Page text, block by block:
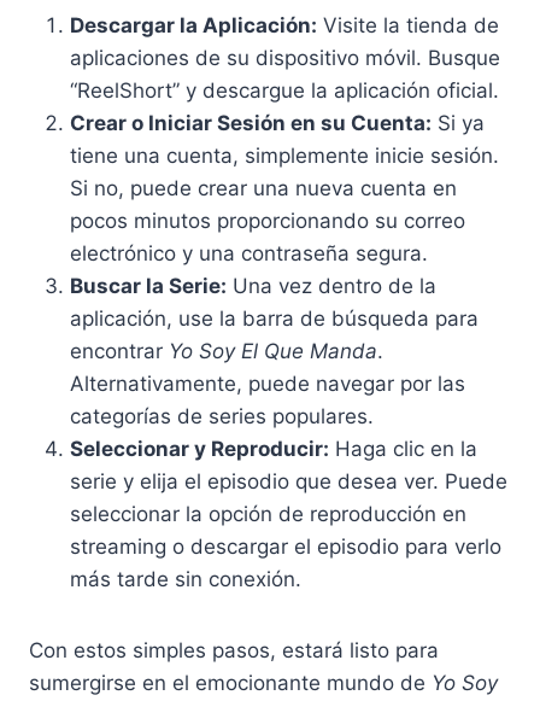
Descargar la Aplicación: Visite la tienda de
aplicaciones de su dispositivo móvil. Busque
“ReelShort” y descargue la aplicación oficial.
Crear o Iniciar Sesión en su Cuenta: Si ya
tiene una cuenta, simplemente inicie sesión.
Si no, puede crear una nueva cuenta en
pocos minutos proporcionando su correo
electrónico y una contraseña segura.
Buscar la Serie: Una vez dentro de la
aplicación, use la barra de búsqueda para
encontrar Yo Soy El Que Manda.
Alternativamente, puede navegar por las
categorías de series populares.
Seleccionar y Reproducir: Haga clic en la
serie y elija el episodio que desea ver. Puede
seleccionar la opción de reproducción en
streaming o descargar el episodio para verlo
más tarde sin conexión.
Con estos simples pasos, estará listo para
sumergirse en el emocionante mundo de Yo Soy